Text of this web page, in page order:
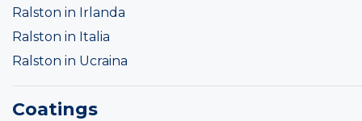
Ralston in Irlanda
Ralston in Italia
Ralston in Ucraina
Coatings